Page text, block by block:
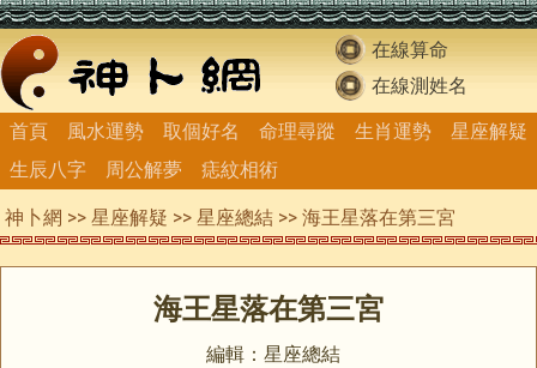
在線算命
在線測姓名
首頁
風水運勢 取個好名 命理尋蹤 生肖運勢
星座解疑
生辰八字
周公解夢 痣紋相術
神卜網 >> 星座解疑 >> 星座總結 >> 海王星落在第三宮
海王星落在第三宮
編輯：星座總結